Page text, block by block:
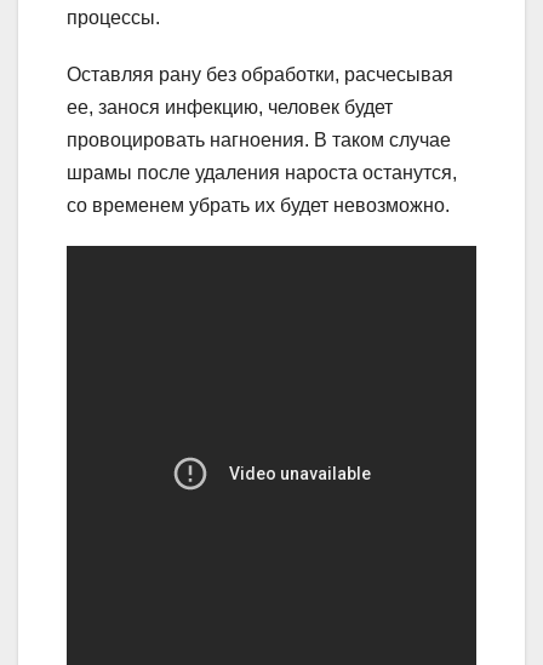
процессы.
Оставляя рану без обработки, расчесывая
ее, занося инфекцию, человек будет
провоцировать нагноения. В таком случае
шрамы после удаления нароста останутся,
со временем убрать их будет невозможно.